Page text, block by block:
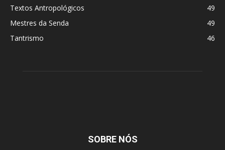
Textos Antropológicos
49
Mestres da Senda
49
Tantrismo
46
SOBRE NÓS